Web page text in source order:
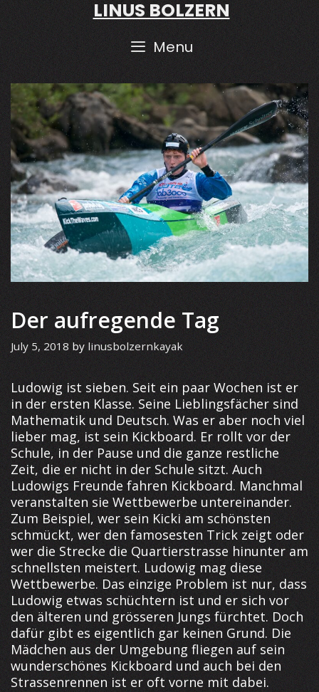
content
LINUS BOLZERN
Menu
Der aufregende Tag
July 5, 2018 by linusbolzernkayak
Ludowig ist sieben. Seit ein paar Wochen ist er
in der ersten Klasse. Seine Lieblingsfächer sind
Mathematik und Deutsch. Was er aber noch viel
lieber mag, ist sein Kickboard. Er rollt vor der
Schule, in der Pause und die ganze restliche
Zeit, die er nicht in der Schule sitzt. Auch
Ludowigs Freunde fahren Kickboard. Manchmal
veranstalten sie Wettbewerbe untereinander.
Zum Beispiel, wer sein Kicki am schönsten
schmückt, wer den famosesten Trick zeigt oder
wer die Strecke die Quartierstrasse hinunter am
schnellsten meistert. Ludowig mag diese
Wettbewerbe. Das einzige Problem ist nur, dass
Ludowig etwas schüchtern ist und er sich vor
den älteren und grösseren Jungs fürchtet. Doch
dafür gibt es eigentlich gar keinen Grund. Die
Mädchen aus der Umgebung fliegen auf sein
wunderschönes Kickboard und auch bei den
Strassenrennen ist er oft vorne mit dabei.